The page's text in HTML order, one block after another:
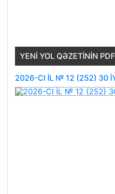
YENI YOL QƏZETININ
2026-CI İL № 12 (252) 30